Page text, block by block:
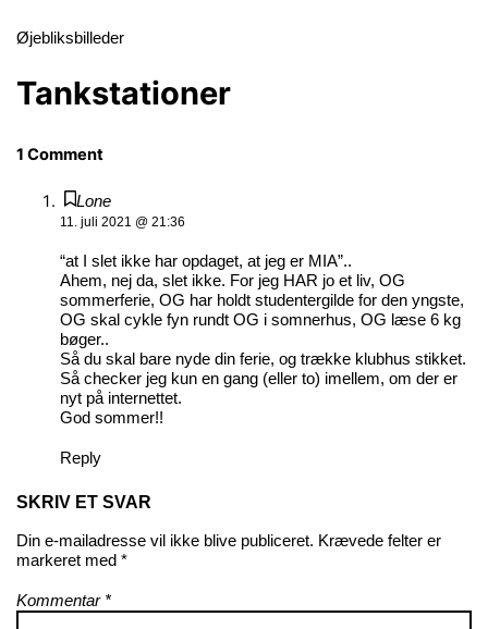
Øjebliksbilleder
Tankstationer
1 Comment
Lone
11. juli 2021 @ 21:36
“at I slet ikke har opdaget, at jeg er MIA”..
Ahem, nej da, slet ikke. For jeg HAR jo et liv, OG
sommerferie, OG har holdt studentergilde for den yngste,
OG skal cykle fyn rundt OG i somnerhus, OG læse 6 kg
bøger..
Så du skal bare nyde din ferie, og trække klubhus stikket.
Så checker jeg kun en gang (eller to) imellem, om der er
nyt på internettet.
God sommer!!
Reply
SKRIV ET SVAR
Din e-mailadresse vil ikke blive publiceret. Krævede felter er
markeret med *
Kommentar *